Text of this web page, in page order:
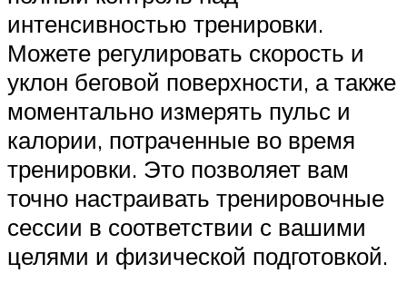
интенсивностью тренировки.
Можете регулировать скорость и
уклон беговой поверхности, а также
моментально измерять пульс и
калории, потраченные во время
тренировки. Это позволяет вам
точно настраивать тренировочные
сессии в соответствии с вашими
целями и физической подготовкой.